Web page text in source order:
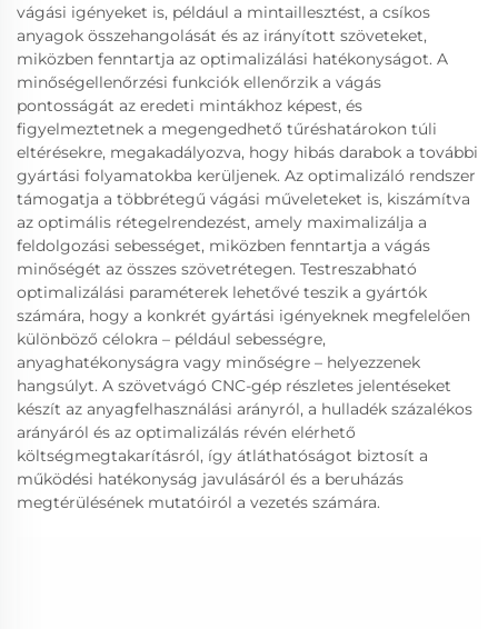
vágási igényeket is, például a mintaillesztést, a csíkos
anyagok összehangolását és az irányított szöveteket,
miközben fenntartja az optimalizálási hatékonyságot. A
minőségellenőrzési funkciók ellenőrzik a vágás
pontosságát az eredeti mintákhoz képest, és
figyelmeztetnek a megengedhető tűréshatárokon túli
eltérésekre, megakadályozva, hogy hibás darabok a további
gyártási folyamatokba kerüljenek. Az optimalizáló rendszer
támogatja a többrétegű vágási műveleteket is, kiszámítva
az optimális rétegelrendezést, amely maximalizálja a
feldolgozási sebességet, miközben fenntartja a vágás
minőségét az összes szövetrétegen. Testreszabható
optimalizálási paraméterek lehetővé teszik a gyártók
számára, hogy a konkrét gyártási igényeknek megfelelően
különböző célokra – például sebességre,
anyaghatékonyságra vagy minőségre – helyezzenek
hangsúlyt. A szövetvágó CNC-gép részletes jelentéseket
készít az anyagfelhasználási arányról, a hulladék százalékos
arányáról és az optimalizálás révén elérhető
költségmegtakarításról, így átláthatóságot biztosít a
működési hatékonyság javulásáról és a beruházás
megtérülésének mutatóiról a vezetés számára.